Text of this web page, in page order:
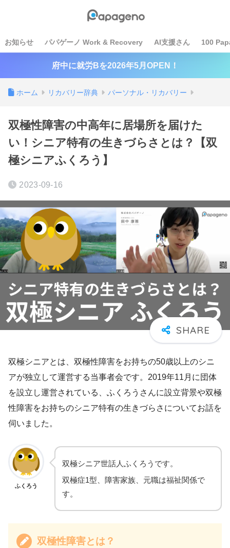
お知らせ パパゲーノ Work & Recovery AI支援さん 100
府中に就労Bを2026年5月OPEN！
ホーム リカバリー辞典 パーソナル・リカバリー
双極性障害の中高年に居場所を届けた
い！シニア特有の生きづらさとは？【双
極シニアふくろう】
2023-09-16
双極シニアとは、双極性障害をお持ちの50歳以上のシニ
アが独立して運営する当事者会です。2019年11月に団体
を設立し運営されている、ふくろうさんに設立背景や双極
性障害をお持ちのシニア特有の生きづらさについてお話を
伺いました。
ふくろう
双極シニア世話人ふくろうです。
双極症1型、障害家族、元職は福祉関係で
す。
双極性障害とは？